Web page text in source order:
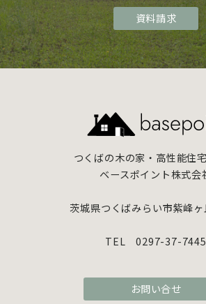
資料請求
つくばの木の家・高性能住
ベースポイント株式会
茨城県つくばみらい市紫峰
TEL 0297-37-7445
お問い合せ